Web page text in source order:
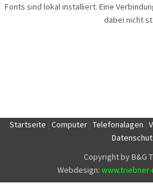
Fonts sind lokal installiert. Eine
dabei nicht
Startseite Computer| Telefonalagen
Copyright by B&G
Webdesign: